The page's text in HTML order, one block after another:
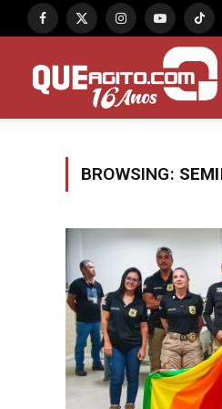
Facebook
X
InstagramYouTube
BROWSING: